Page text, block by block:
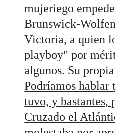
mujeriego
Brunswick-
Victoria, a quien
playboy" por
algunos. Su
Podríamos hablar
tuvo, y bastantes,
Cruzado el